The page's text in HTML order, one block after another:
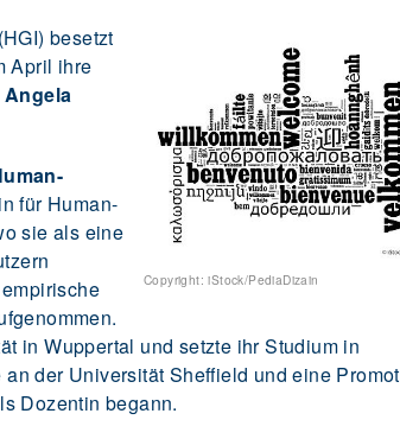
Copyright: iStock/PediaDizain
besetzt
April ihre
Angela
für Human-
sie als eine
in Wuppertal und setzte ihr Studium in
der Universität Sheffield und eine
Dozentin begann.